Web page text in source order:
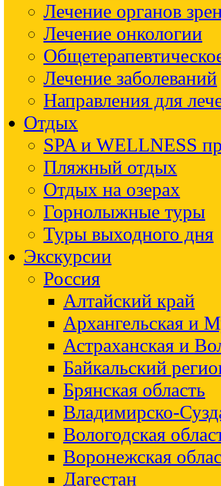
Лечение органов
Лечение онкологии
Лечение заболеваний
Направления для
Отдых
SPA и WELLNESS
Пляжный отдых
Отдых на озерах
Горнолыжные туры
Туры выходного дня
Экскурсии
Россия
Алтайский край
Архангельская и
Астраханская и
Байкальский
Брянская область
Владимирско-
Вологодская
Воронежская
Дагестан